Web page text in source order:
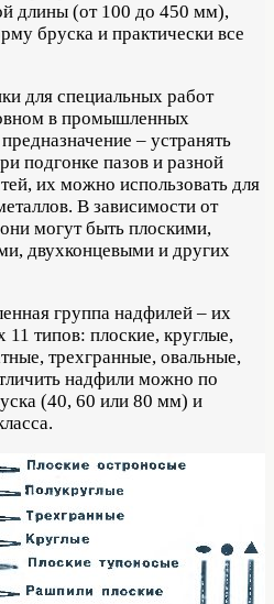
длины (от 100 до 450 мм),
бруска и практически все
для специальных работ
в промышленных
– устранять
подгонке пазов и разной
их можно использовать для
В зависимости от
могут быть плоскими,
двухконцевыми и других
группа надфилей – их
11 типов: плоские, круглые,
трехгранные, овальные,
надфили можно по
(40, 60 или 80 мм) и